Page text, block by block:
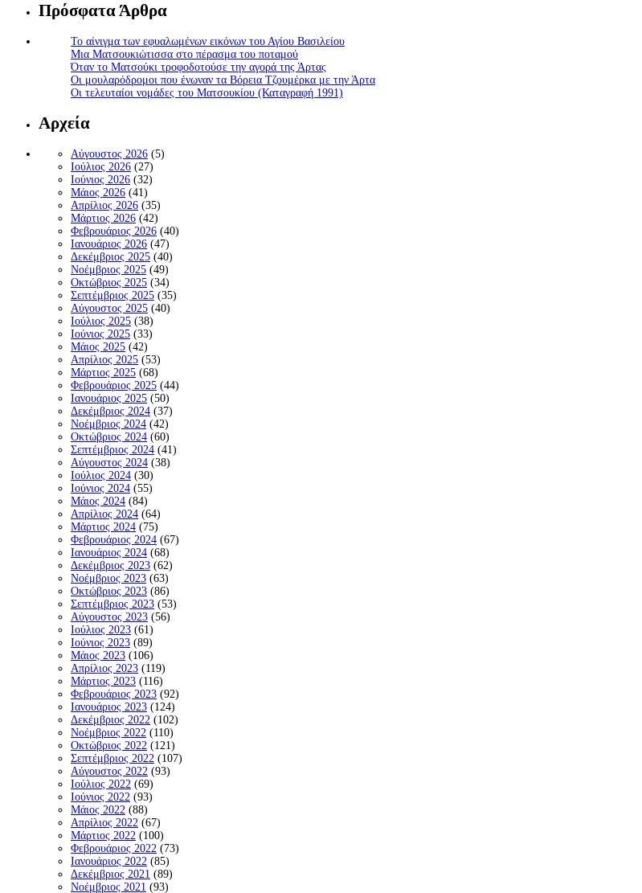
Πρόσφατα Άρθρα
Το αίνιγμα των εφυαλωμένων εικόνων του Αγίου Βασιλείου
Μια Ματσουκιώτισσα στο πέρασμα του ποταμού
Όταν το Ματσούκι τροφοδοτούσε την αγορά της Άρτας
Οι μουλαρόδρομοι που ένωναν τα Βόρεια Τζουμέρκα με την Άρτα
Οι τελευταίοι νομάδες του Ματσουκίου (Καταγραφή 1991)
Αρχεία
Αύγουστος 2026 (5)
Ιούλιος 2026 (27)
Ιούνιος 2026 (32)
Μάιος 2026 (41)
Απρίλιος 2026 (35)
Μάρτιος 2026 (42)
Φεβρουάριος 2026 (40)
Ιανουάριος 2026 (47)
Δεκέμβριος 2025 (40)
Νοέμβριος 2025 (49)
Οκτώβριος 2025 (34)
Σεπτέμβριος 2025 (35)
Αύγουστος 2025 (40)
Ιούλιος 2025 (38)
Ιούνιος 2025 (33)
Μάιος 2025 (42)
Απρίλιος 2025 (53)
Μάρτιος 2025 (68)
Φεβρουάριος 2025 (44)
Ιανουάριος 2025 (50)
Δεκέμβριος 2024 (37)
Νοέμβριος 2024 (42)
Οκτώβριος 2024 (60)
Σεπτέμβριος 2024 (41)
Αύγουστος 2024 (38)
Ιούλιος 2024 (30)
Ιούνιος 2024 (55)
Μάιος 2024 (84)
Απρίλιος 2024 (64)
Μάρτιος 2024 (75)
Φεβρουάριος 2024 (67)
Ιανουάριος 2024 (68)
Δεκέμβριος 2023 (62)
Νοέμβριος 2023 (63)
Οκτώβριος 2023 (86)
Σεπτέμβριος 2023 (53)
Αύγουστος 2023 (56)
Ιούλιος 2023 (61)
Ιούνιος 2023 (89)
Μάιος 2023 (106)
Απρίλιος 2023 (119)
Μάρτιος 2023 (116)
Φεβρουάριος 2023 (92)
Ιανουάριος 2023 (124)
Δεκέμβριος 2022 (102)
Νοέμβριος 2022 (110)
Οκτώβριος 2022 (121)
Σεπτέμβριος 2022 (107)
Αύγουστος 2022 (93)
Ιούλιος 2022 (69)
Ιούνιος 2022 (93)
Μάιος 2022 (88)
Απρίλιος 2022 (67)
Μάρτιος 2022 (100)
Φεβρουάριος 2022 (73)
Ιανουάριος 2022 (85)
Δεκέμβριος 2021 (89)
Νοέμβριος 2021 (93)